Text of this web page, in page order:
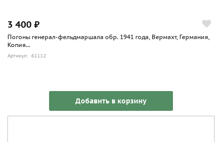
3 400 ₽
Погоны генерал-фельдмаршала обр. 1941 года, Вермахт, Германия,
Копия...
Артикул: 61112
Добавить в корзину